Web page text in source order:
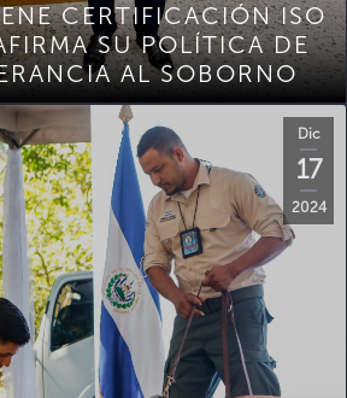
CERTIFICACIÓN ISO
SU POLÍTICA DE
AL SOBORNO
Dic
17
2024